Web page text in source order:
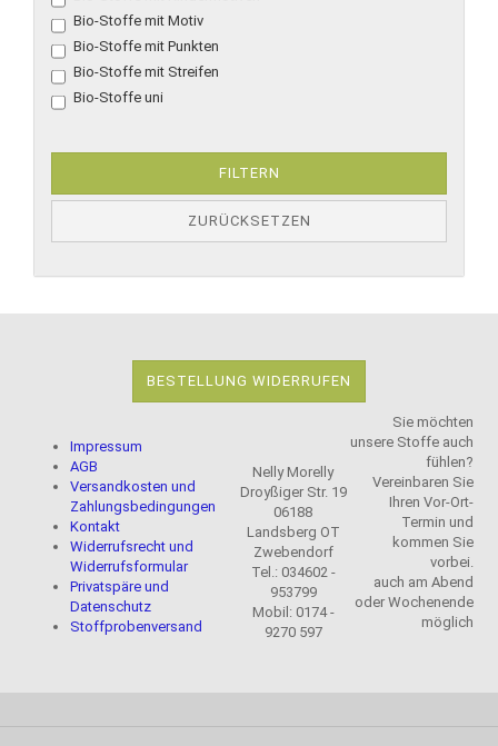
Bio-Stoffe mit Motiv
Bio-Stoffe mit Punkten
Bio-Stoffe mit Streifen
Bio-Stoffe uni
FILTERN
ZURÜCKSETZEN
BESTELLUNG WIDERRUFEN
Impressum
AGB
Versandkosten und
Zahlungsbedingungen
Kontakt
Widerrufsrecht und
Widerrufsformular
Privatspäre und
Datenschutz
Stoffprobenversand
Nelly Morelly
Droyßiger Str. 19
06188
Landsberg OT
Zwebendorf
Tel.: 034602 -
953799
Mobil: 0174 -
9270 597
Sie möchten
unsere Stoffe auch
fühlen?
Vereinbaren Sie
Ihren Vor-Ort-
Termin und
kommen Sie
vorbei.
auch am Abend
oder Wochenende
möglich